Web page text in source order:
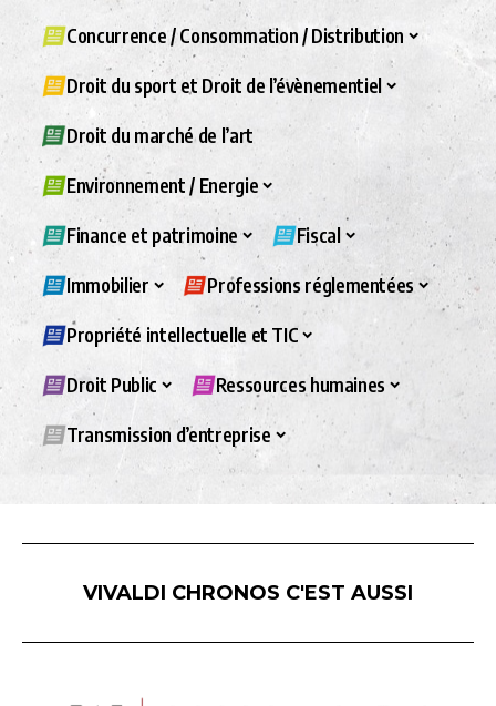
Concurrence / Consommation / Distribution
Droit du sport et Droit de l’évènementiel
Droit du marché de l’art
Environnement / Energie
Finance et patrimoine Fiscal
Immobilier Professions réglementées
Propriété intellectuelle et TIC
Droit Public Ressources humaines
Transmission d’entreprise
VIVALDI CHRONOS C'EST AUSSI